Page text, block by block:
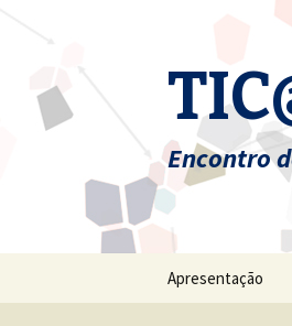
Encontro
Apresentação